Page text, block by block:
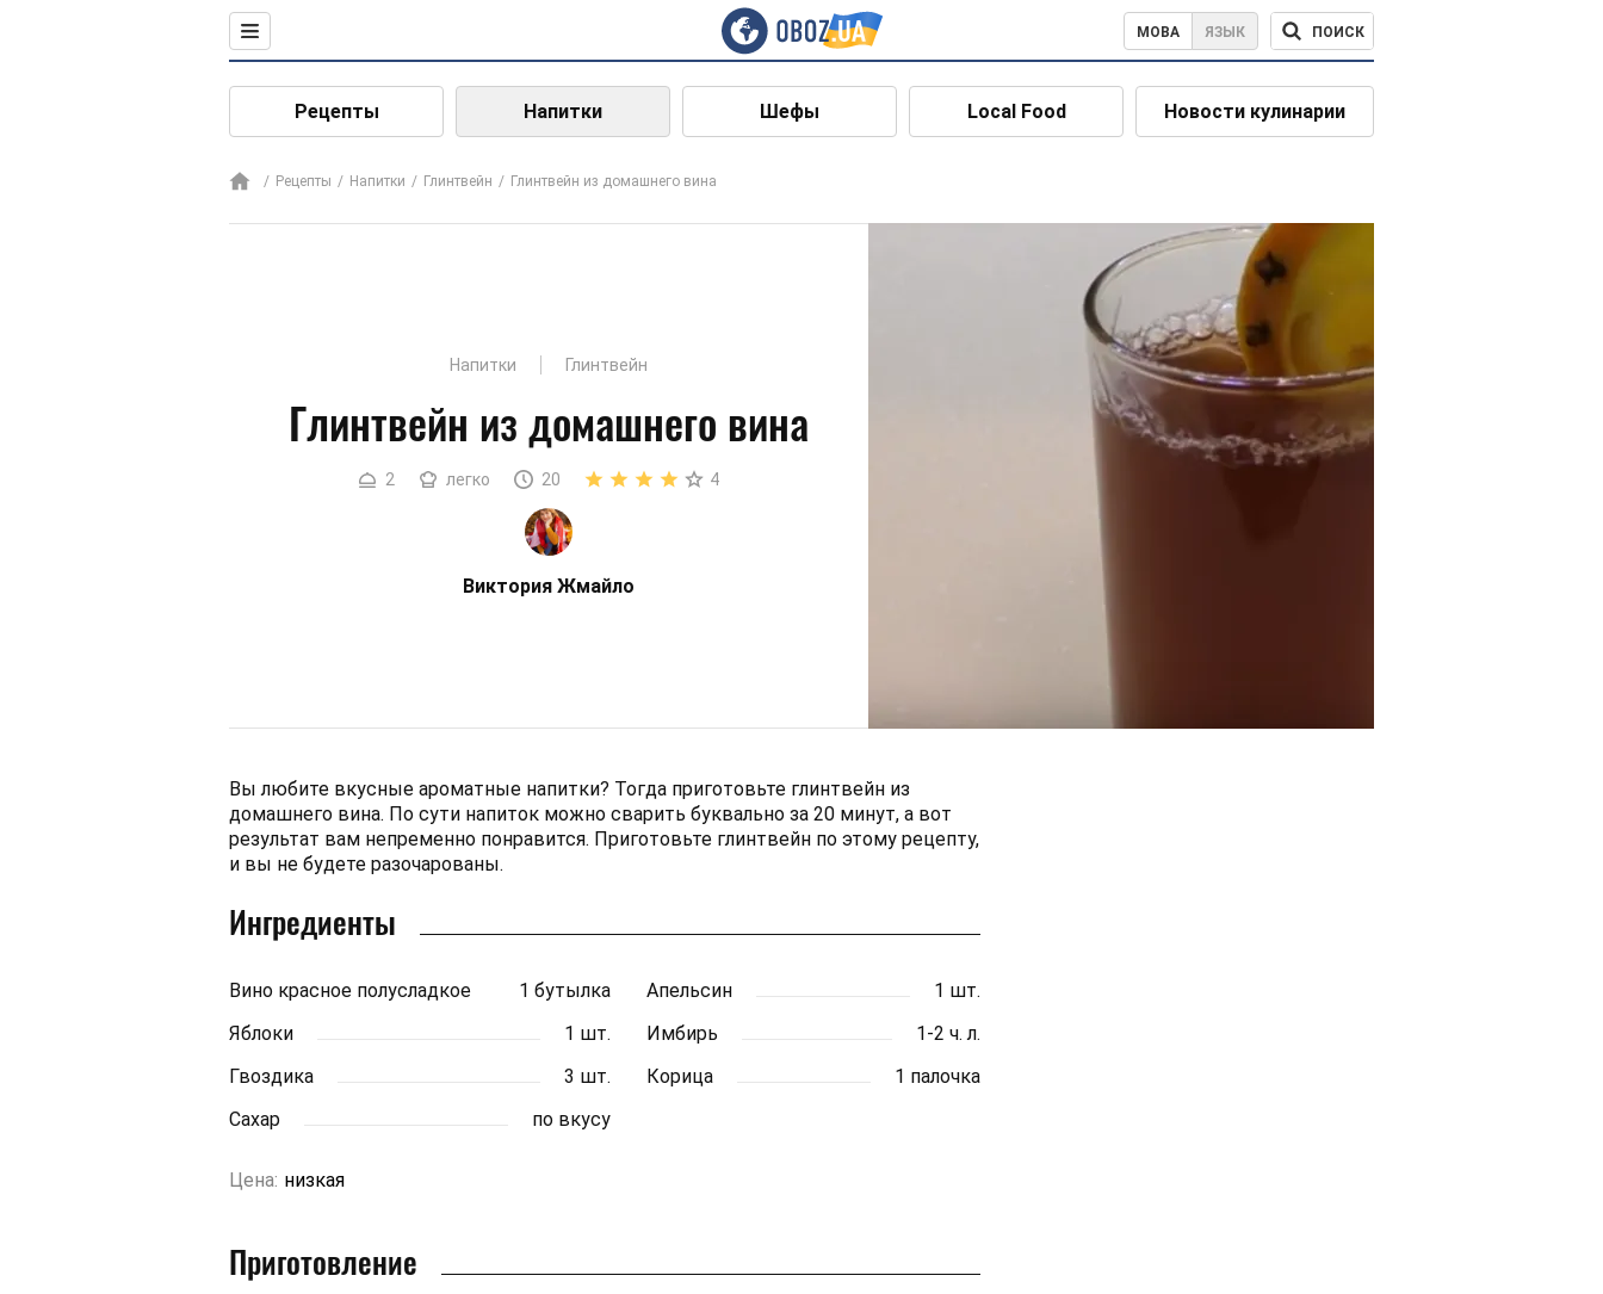
МОВА ЯЗЫК ПОИСК
Рецепты Напитки Шефы Local Food Новости кулинарии
Рецепты Напитки Глинтвейн Глинтвейн из домашнего вина
Напитки Глинтвейн
Глинтвейн из домашнего вина
2 легко 20 4
Виктория Жмайло
Вы любите вкусные ароматные напитки? Тогда приготовьте глинтвейн из
домашнего вина. По сути напиток можно сварить буквально за 20 минут, а вот
результат вам непременно понравится. Приготовьте глинтвейн по этому рецепту,
и вы не будете разочарованы.
Ингредиенты
Вино красное полусладкое 1 бутылка Апельсин
1 шт.
Яблоки
1 шт. Имбирь
1-2 ч. л.
Гвоздика
3 шт. Корица
1 палочка
Сахар
по вкусу
Цена: низкая
Приготовление